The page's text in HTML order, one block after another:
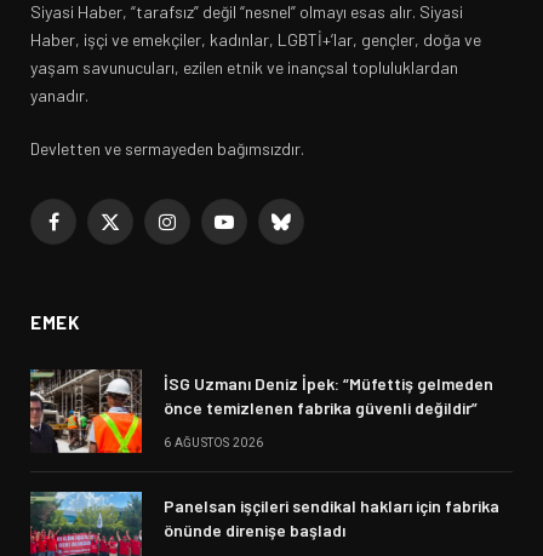
Siyasi Haber, “tarafsız” değil “nesnel” olmayı esas alır. Siyasi
Haber, işçi ve emekçiler, kadınlar, LGBTİ+’lar, gençler, doğa ve
yaşam savunucuları, ezilen etnik ve inançsal topluluklardan
yanadır.
Devletten ve sermayeden bağımsızdır.
Facebook
X
InstagramYouTubeBluesky
EMEK
İSG Uzmanı Deniz İpek: “Müfettiş gelmeden
önce temizlenen fabrika güvenli değildir”
6 AĞUSTOS 2026
Panelsan işçileri sendikal hakları için fabrika
önünde direnişe başladı